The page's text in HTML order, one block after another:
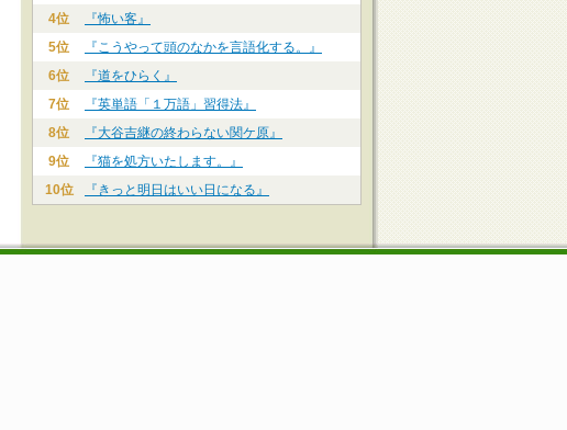
4位
『怖い客』
5位
『こうやって頭のなかを言語化する。』
6位
『道をひらく』
7位
『英単語「１万語」習得法』
8位
『大谷吉継の終わらない関ケ原』
9位
『猫を処方いたします。』
10位
『きっと明日はいい日になる』